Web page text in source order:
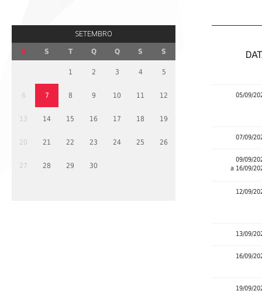
SETEMBRO
D S T Q Q S S
1 2 3 4 5
6 7 8 9 10 11 12
13 14 15 16 17 18 19
20 21 22 23 24 25 26
27 28 29 30
05/09/
07/09/
09/09/
a 16/09/
12/09/
13/09/
16/09/
19/09/